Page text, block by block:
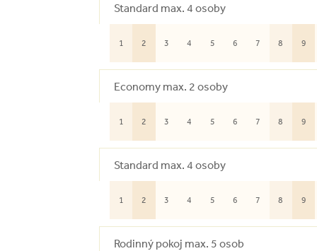
Standard max. 4 osoby
1 2 3 4 5 6 7 8 9
Economy max. 2 osoby
1 2 3 4 5 6 7 8 9
Standard max. 4 osoby
1 2 3 4 5 6 7 8 9
Rodinný pokoj max. 5 osob